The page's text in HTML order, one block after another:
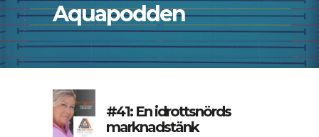
Aquapodden
#41: En idrottsnörds
marknadstänk